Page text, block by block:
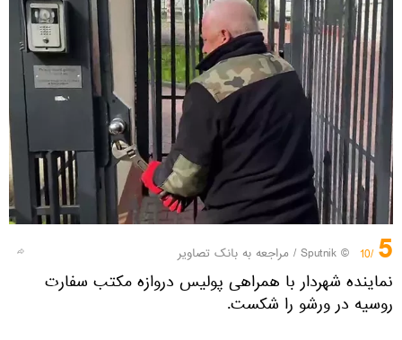
5
/10
© Sputnik
/ مراجعه به بانک تصاویر
نماینده شهردار با همراهی پولیس دروازه مکتب سفارت
روسیه در ورشو را شکست.